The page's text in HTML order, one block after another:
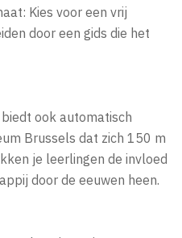
Kies voor een vrij
door een gids die het
ook automatisch
Brussels dat zich 150 m
je leerlingen de invloed
door de eeuwen heen.